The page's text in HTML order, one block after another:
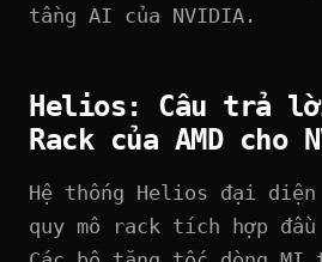
tầng AI của NVIDIA.
Helios: Câu trả
Rack của AMD cho
Hệ thống Helios đại
quy mô rack tích hợp đầu